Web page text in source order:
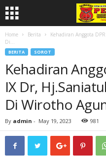
Home Berita
Kehadiran Anggota
Di...
BERITA SOROT
Kehadiran
IX Dr,
Di Wirotho
By admin - May 19, 2023 981